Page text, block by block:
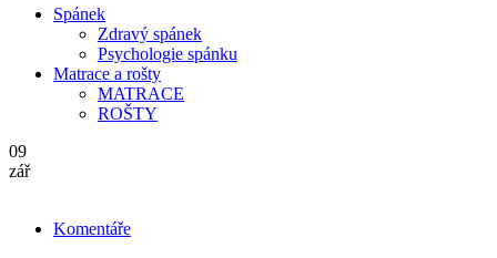
Spánek
Zdravý spánek
Psychologie spánku
Matrace a rošty
MATRACE
ROŠTY
09
zář
Komentáře